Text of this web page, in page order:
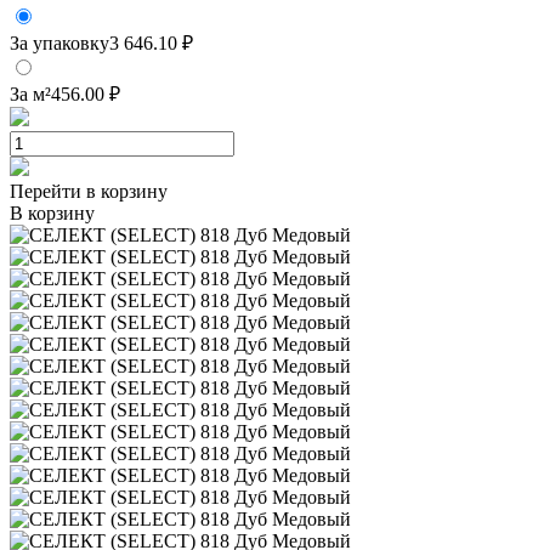
За упаковку3 646.10 ₽
За м²456.00 ₽
Перейти в корзину
В корзину